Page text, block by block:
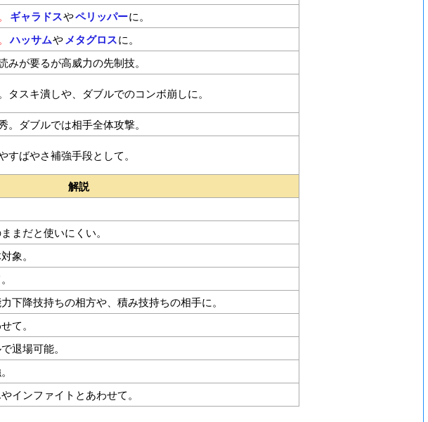
ギャラドスやペリッパーに。
ハッサムや メタグロスに。
みが要るが高威力の先制技。
タスキ潰しや、ダブルでのコンボ崩しに。
。ダブルでは相手全体攻撃。
すばやさ補強手段として。
解説
まだと使いにくい。
象。
下降技持ちの相方や、積み技持ちの相手に。
て。
退場可能。
インファイトとあわせて。